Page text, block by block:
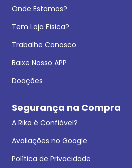
Onde Estamos?
Tem Loja Física?
Trabalhe Conosco
Baixe Nosso APP
Doações
Segurança na Compra
A Rika é Confiável?
Avaliações no Google
Política de Privacidade